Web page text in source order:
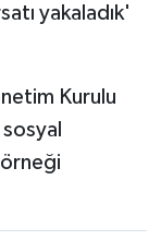
yakaladık'
Kurulu
örneği